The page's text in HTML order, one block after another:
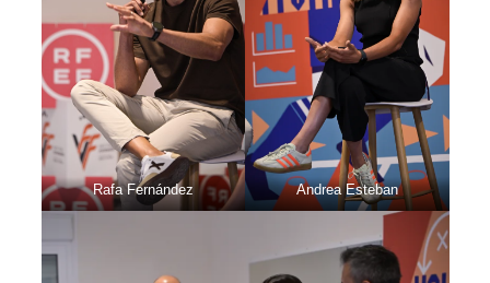
Rafa Fernández Andrea Esteban